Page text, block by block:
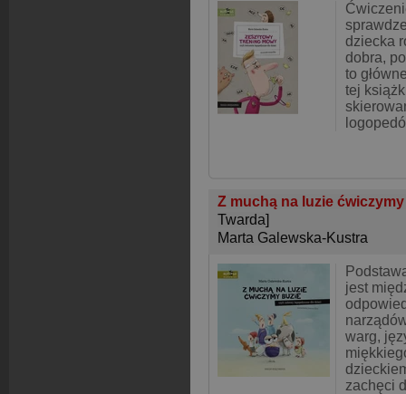
dziecka
dobra,
to
tej
Z muchą na luzie
Twarda]
Marta Galewska-Kustra
jest
warg,
zachęci